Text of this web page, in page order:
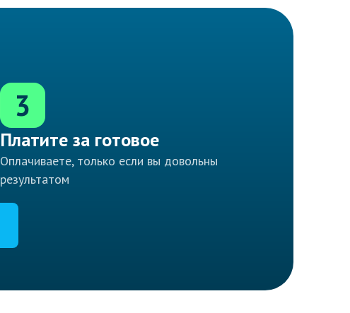
3
Платите за готовое
Оплачиваете, только если вы довольны
результатом